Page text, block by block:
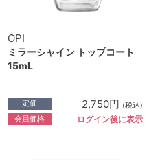
OPI
ミラーシャイン トップコート
15mL
定価 2,750円 (税込)
会員価格 ログイン後に表示